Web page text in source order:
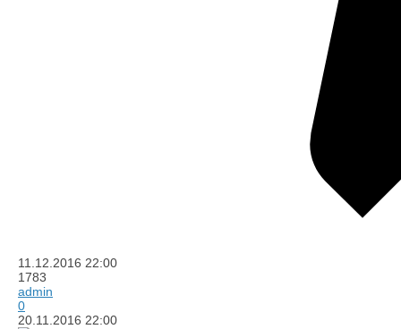
11.12.2016 22:00
1783
admin
0
20.11.2016 22:00